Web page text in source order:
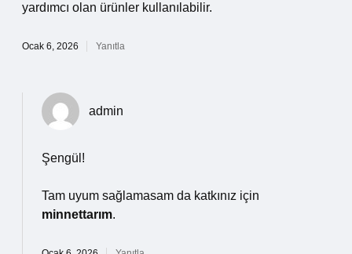
yardımcı olan ürünler kullanılabilir.
Ocak 6, 2026 Yanıtla
admin
Şengül!
Tam uyum sağlamasam da katkınız için
minnettarım.